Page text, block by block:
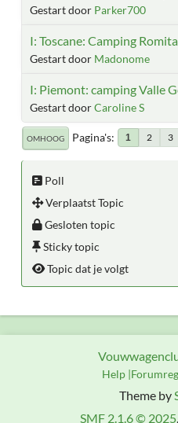
Gestart door Parker700
I: Toscane: Camping Romita
Gestart door Madonome
I: Piemont: camping Valle
Gestart doorCaroline S
OMHOOG Pagina's 1 2 3
Poll
Verplaatst Topic
Gesloten topic
Sticky topic
Topic dat je volgt
Theme by
SMF 2.1.6 © 2025,
Help